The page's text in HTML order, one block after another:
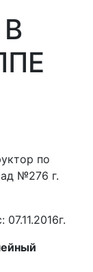
по
№276 г.